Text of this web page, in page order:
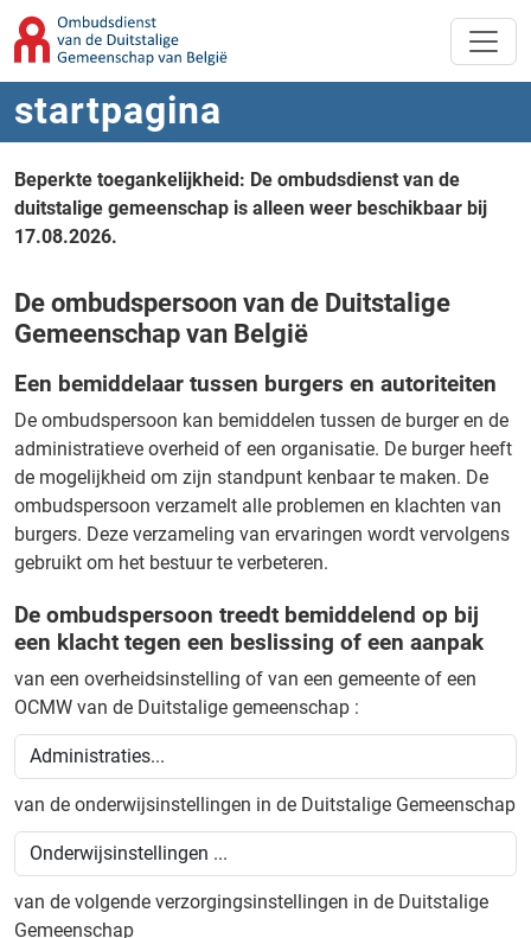
Overslaan naar hoofdinhoud
Spring naar navigatie
startpagina
Beperkte toegankelijkheid: De ombudsdienst van de
duitstalige gemeenschap is alleen weer beschikbaar bij
17.08.2026.
De ombudspersoon van de Duitstalige
Gemeenschap van België
Een bemiddelaar tussen burgers en autoriteiten
De ombudspersoon kan bemiddelen tussen de burger en de
administratieve overheid of een organisatie. De burger heeft
de mogelijkheid om zijn standpunt kenbaar te maken. De
ombudspersoon verzamelt alle problemen en klachten van
burgers. Deze verzameling van ervaringen wordt vervolgens
gebruikt om het bestuur te verbeteren.
De ombudspersoon treedt bemiddelend op bij
een klacht tegen een beslissing of een aanpak
van een overheidsinstelling of van een gemeente of een
OCMW van de Duitstalige gemeenschap :
van de onderwijsinstellingen in de Duitstalige Gemeenschap
van de volgende verzorgingsinstellingen in de Duitstalige
Gemeenschap